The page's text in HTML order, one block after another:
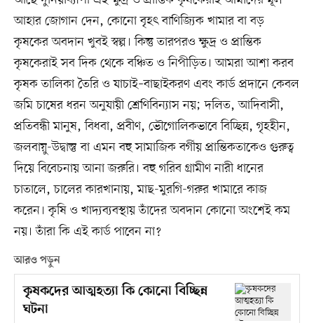
আহার জোগান দেন, কোনো বৃহৎ বাণিজ্যিক খামার বা বড়
কৃষকের অবদান খুবই স্বল্প। কিন্তু তারপরও ক্ষুদ্র ও প্রান্তিক
কৃষকেরাই সব দিক থেকে বঞ্চিত ও নিপীড়িত। আমরা আশা করব
কৃষক তালিকা তৈরি ও যাচাই–বাছাইকরণ এবং কার্ড প্রদানে কেবল
জমি চাষের ধরন অনুযায়ী শ্রেণিবিন্যাস নয়; দলিত, আদিবাসী,
প্রতিবন্ধী মানুষ, বিধবা, প্রবীণ, ভৌগোলিকভাবে বিচ্ছিন্ন, গৃহহীন,
জলবায়ু-উদ্বাস্তু বা এমন বহু সামাজিক বর্গীয় প্রান্তিকতাকেও গুরুত্ব
দিয়ে বিবেচনায় আনা জরুরি। বহু গরিব গ্রামীণ নারী ধানের
চাতালে, চালের কারখানায়, মাছ-মুরগি-গরুর খামারে কাজ
করেন। কৃষি ও খাদ্যব্যবস্থায় তাঁদের অবদান কোনো অংশেই কম
নয়। তাঁরা কি এই কার্ড পাবেন না?
আরও পড়ুন
কৃষকদের আত্মহত্যা কি কোনো বিচ্ছিন্ন
ঘটনা